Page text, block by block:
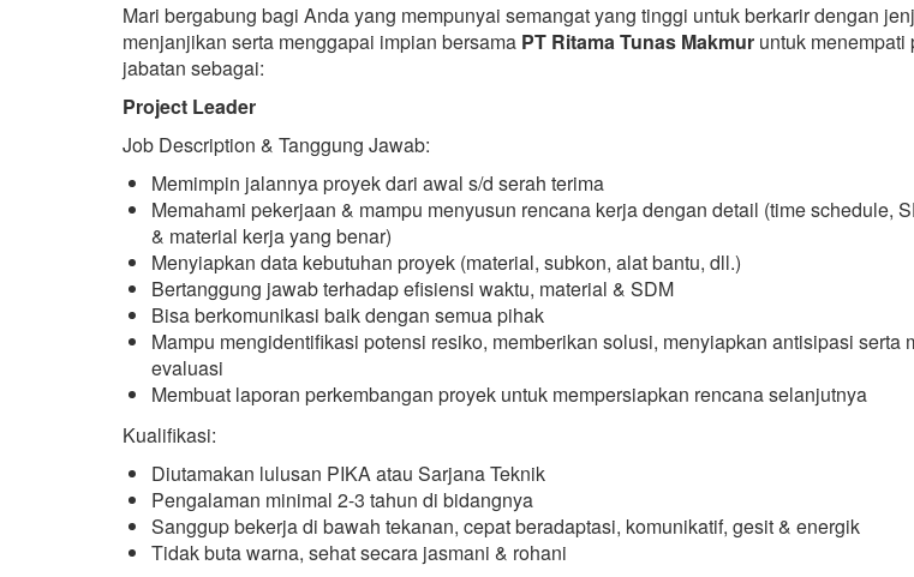
Mari bergabung bagi Anda yang mempunyai semangat yang tinggi untuk berkarir dengan
menjanjikan serta menggapai impian bersama PT Ritama Tunas Makmur untuk menempati
jabatan sebagai:
Project Leader
Job Description & Tanggung Jawab:
Memimpin jalannya proyek dari awal s/d serah terima
Memahami pekerjaan & mampu menyusun rencana kerja dengan detail (time schedule,
& material kerja yang benar)
Menyiapkan data kebutuhan proyek (material, subkon, alat bantu, dll.)
Bertanggung jawab terhadap efisiensi waktu, material & SDM
Bisa berkomunikasi baik dengan semua pihak
Mampu mengidentifikasi potensi resiko, memberikan solusi, menyiapkan antisipasi serta
evaluasi
Membuat laporan perkembangan proyek untuk mempersiapkan rencana selanjutnya
Kualifikasi:
Diutamakan lulusan PIKA atau Sarjana Teknik
Pengalaman minimal 2-3 tahun di bidangnya
Sanggup bekerja di bawah tekanan, cepat beradaptasi, komunikatif, gesit & energik
Tidak buta warna, sehat secara jasmani & rohani